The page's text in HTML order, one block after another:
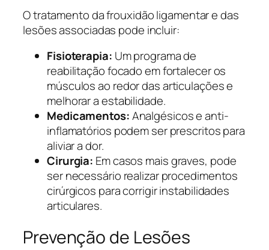
O tratamento da frouxidão ligamentar e das
lesões associadas pode incluir:
Fisioterapia: Um programa de
reabilitação focado em fortalecer os
músculos ao redor das articulações e
melhorar a estabilidade.
Medicamentos:Analgésicos e anti-
inflamatórios podem ser prescritos para
aliviar a dor.
Cirurgia: Em casos mais graves, pode
ser necessário realizar procedimentos
cirúrgicos para corrigir instabilidades
articulares.
Prevenção de Lesões